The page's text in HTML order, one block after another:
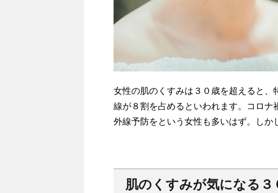
女性の肌のくすみは３０歳を超えると
線が８割を占めるといわれます。コロ
外線予防をという女性も多いはず。しか
肌のくすみが気になる３